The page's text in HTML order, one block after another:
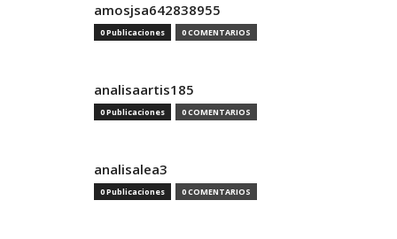
amosjsa642838955
0 Publicaciones 0 COMENTARIOS
analisaartis185
0 Publicaciones 0 COMENTARIOS
analisalea3
0 Publicaciones 0 COMENTARIOS